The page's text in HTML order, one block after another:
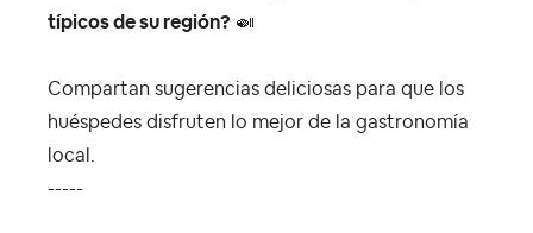
típicos de su región? 🍛
Compartan sugerencias deliciosas para que los
huéspedes disfruten lo mejor de la gastronomía
local.
-----